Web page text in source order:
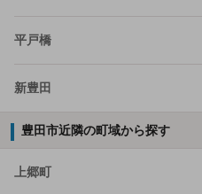
平戸橋
新豊田
豊田市近隣の町域から探す
上郷町